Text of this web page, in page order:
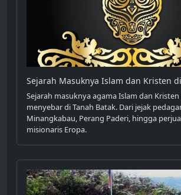
Sejarah Masuknya Islam dan Kristen
Sejarah masuknya agama Islam dan
menyebar di Tanah Batak. Dari jejak
Minangkabau, Perang Paderi, hingga
misionaris Eropa.